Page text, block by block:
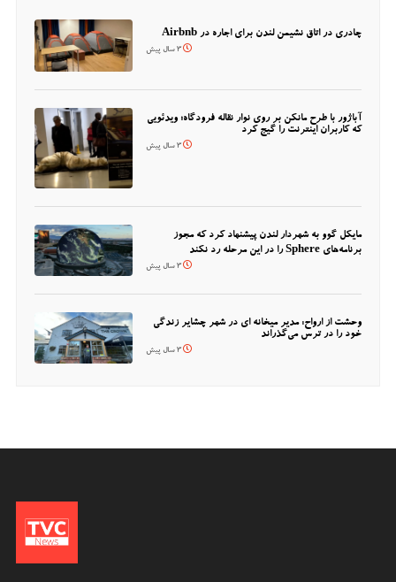
چادری در اتاق نشیمن لندن برای اجاره در Airbnb
3 سال پیش
آباژور با طرح مانکن بر روی نوار نقاله فرودگاه؛ ویدئویی
که کاربران اینترنت را گیج کرد
3 سال پیش
مایکل گوو به شهردار لندن پیشنهاد کرد که مجوز
برنامه‌های Sphere را در این مرحله رد نکند
3 سال پیش
وحشت از ارواح: مدیر میخانه ای در شهر چشایر زندگی
خود را در ترس می‌گذراند
3 سال پیش